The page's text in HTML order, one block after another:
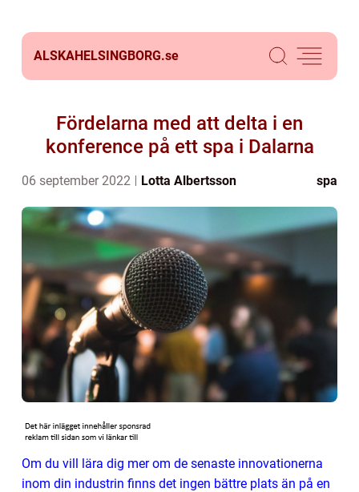
ALSKAHELSINGBORG.se
Fördelarna med att delta i en
konference på ett spa i Dalarna
06 september 2022 Lotta Albertsson spa
Om du vill lära dig mer om de senaste innovationerna
inom din industrin finns det ingen bättre plats än på en